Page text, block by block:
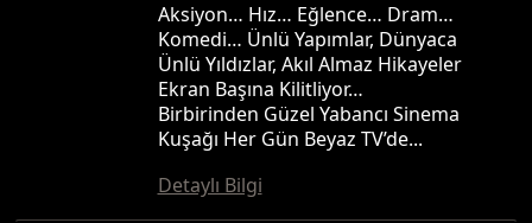
Aksiyon… Hız… Eğlence… Dram…
Komedi… Ünlü Yapımlar, Dünyaca
Ünlü Yıldızlar, Akıl Almaz Hikayeler
Ekran Başına Kilitliyor…
Birbirinden Güzel Yabancı Sinema
Kuşağı Her Gün Beyaz TV’de...
Detaylı Bilgi